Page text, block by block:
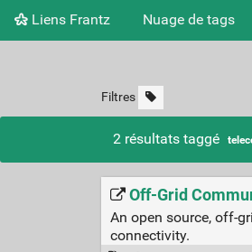
Liens Frantz Nuage de tags
Filtres
2 résultats taggé
Off-Grid
An open source, off-
connectivity.